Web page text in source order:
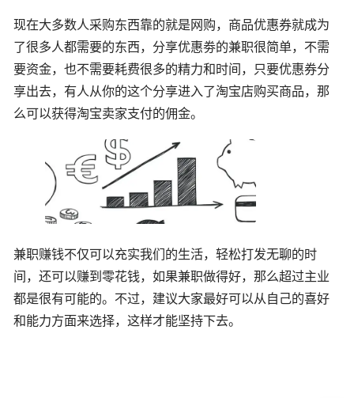
现在大多数人采购东西靠的就是网购，商品优惠券就成为
了很多人都需要的东西，分享优惠劵的兼职很简单，不需
要资金，也不需要耗费很多的精力和时间，只要优惠券分
享出去，有人从你的这个分享进入了淘宝店购买商品，那
么可以获得淘宝卖家支付的佣金。
兼职赚钱不仅可以充实我们的生活，轻松打发无聊的时
间，还可以赚到零花钱，如果兼职做得好，那么超过主业
都是很有可能的。不过，建议大家最好可以从自己的喜好
和能力方面来选择，这样才能坚持下去。